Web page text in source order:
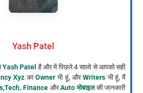
Yash Patel
Yash Patel है और में पिछले 4 सालो से आपको सही
Xyz काOwnerभी हूं, औरWriters भी हूं, मैं
Finance औरAuto मोबाइलकी जानकारी